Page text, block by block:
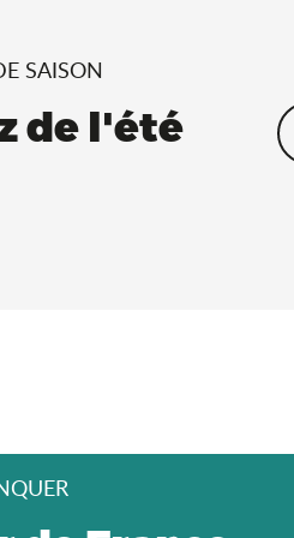
SAISON
de l'été